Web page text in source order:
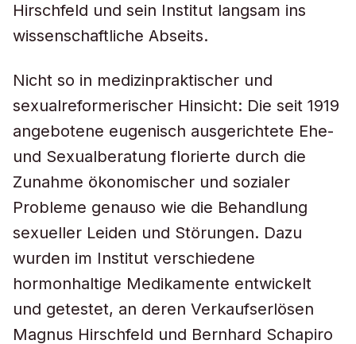
Hirschfeld und sein Institut langsam ins
wissenschaftliche Abseits.
Nicht so in medizinpraktischer und
sexualreformerischer Hinsicht: Die seit 1919
angebotene eugenisch ausgerichtete Ehe-
und Sexualberatung florierte durch die
Zunahme ökonomischer und sozialer
Probleme genauso wie die Behandlung
sexueller Leiden und Störungen. Dazu
wurden im Institut verschiedene
hormonhaltige Medikamente entwickelt
und getestet, an deren Verkaufserlösen
Magnus Hirschfeld und Bernhard Schapiro